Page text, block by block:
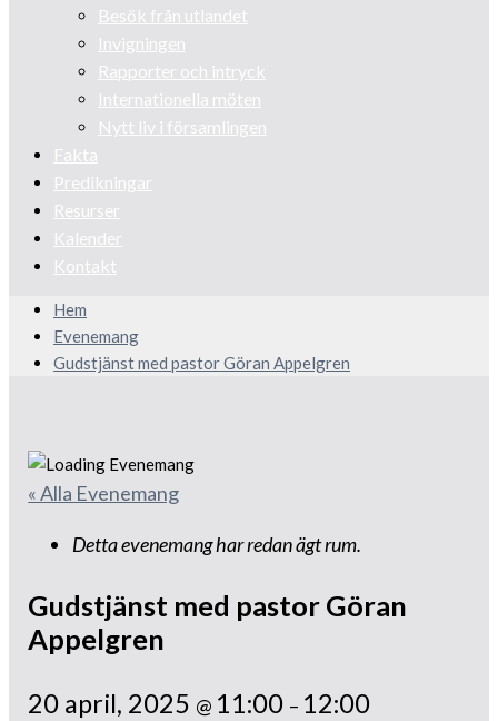
Besök från utlandet
Invigningen
Rapporter och intryck
Internationella möten
Nytt liv i församlingen
Fakta
Predikningar
Resurser
Kalender
Kontakt
Hem
Evenemang
Gudstjänst med pastor Göran Appelgren
« Alla Evenemang
Detta evenemang har redan ägt rum.
Gudstjänst med pastor Göran
Appelgren
20 april, 2025 @ 11:00 – 12:00